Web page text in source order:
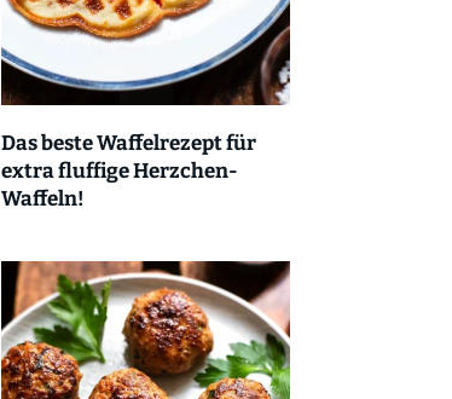
Das beste Waffelrezept für
extra fluffige Herzchen-
Waffeln!